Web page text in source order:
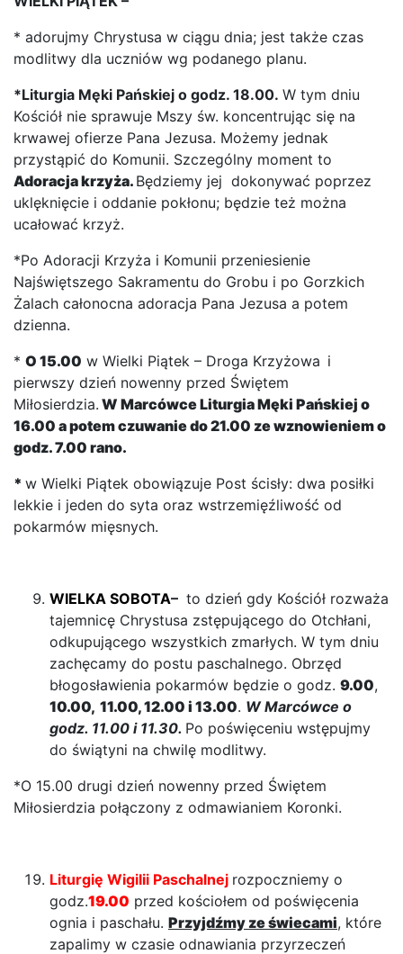
* adorujmy Chrystusa w ciągu dnia; jest także czas
modlitwy dla uczniów wg podanego planu.
*Liturgia Męki Pańskiej o godz. 18.00. W tym dniu
Kościół nie sprawuje Mszy św. koncentrując się na
krwawej ofierze Pana Jezusa. Możemy jednak
przystąpić do Komunii. Szczególny moment to
Adoracja krzyża. Będziemy jej dokonywać poprzez
uklęknięcie i oddanie pokłonu; będzie też można
ucałować krzyż.
*Po Adoracji Krzyża i Komunii przeniesienie
Najświętszego Sakramentu do Grobu i po Gorzkich
Żalach całonocna adoracja Pana Jezusa a potem
dzienna.
* O 15.00 w Wielki Piątek – Droga Krzyżowa i
pierwszy dzień nowenny przed Świętem
Miłosierdzia. W Marcówce Liturgia Męki Pańskiej o
16.00 a potem czuwanie do 21.00 ze wznowieniem o
godz. 7.00 rano.
* w Wielki Piątek obowiązuje Post ścisły: dwa posiłki
lekkie i jeden do syta oraz wstrzemięźliwość od
pokarmów mięsnych.
WIELKA SOBOTA– to dzień gdy Kościół rozważa
tajemnicę Chrystusa zstępującego do Otchłani,
odkupującego wszystkich zmarłych. W tym dniu
zachęcamy do postu paschalnego. Obrzęd
błogosławienia pokarmów będzie o godz. 9.00,
10.00, 11.00, 12.00 i 13.00. W Marcówce o
godz. 11.00 i 11.30. Po poświęceniu wstępujmy
do świątyni na chwilę modlitwy.
*O 15.00 drugi dzień nowenny przed Świętem
Miłosierdzia połączony z odmawianiem Koronki.
Liturgię Wigilii Paschalnej rozpoczniemy o
godz.19.00 przed kościołem od poświęcenia
ognia i paschału. Przyjdźmy ze świecami, które
zapalimy w czasie odnawiania przyrzeczeń